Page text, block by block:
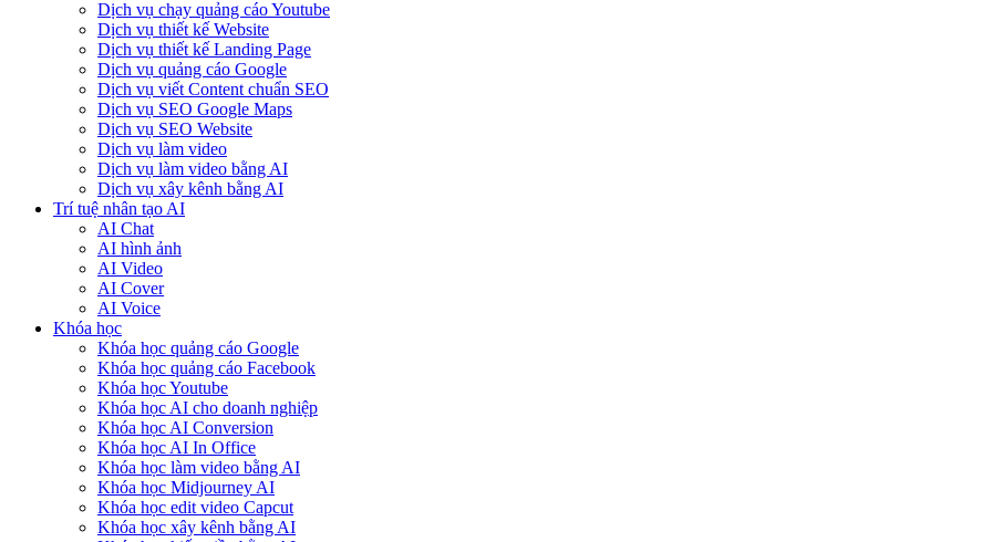
Dịch vụ chạy quảng cáo Youtube
Dịch vụ thiết kế Website
Dịch vụ thiết kế Landing Page
Dịch vụ quảng cáo Google
Dịch vụ viết Content chuẩn SEO
Dịch vụ SEO Google Maps
Dịch vụ SEO Website
Dịch vụ làm video
Dịch vụ làm video bằng AI
Dịch vụ xây kênh bằng AI
Trí tuệ nhân tạo AI
AI Chat
AI hình ảnh
AI Video
AI Cover
AI Voice
Khóa học
Khóa học quảng cáo Google
Khóa học quảng cáo Facebook
Khóa học Youtube
Khóa học AI cho doanh nghiệp
Khóa học AI Conversion
Khóa học AI In Office
Khóa học làm video bằng AI
Khóa học Midjourney AI
Khóa học edit video Capcut
Khóa học xây kênh bằng AI